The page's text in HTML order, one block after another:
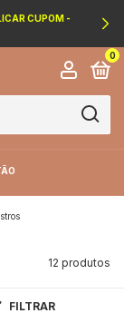
CUPOM -
0
12 produtos
FILTRAR